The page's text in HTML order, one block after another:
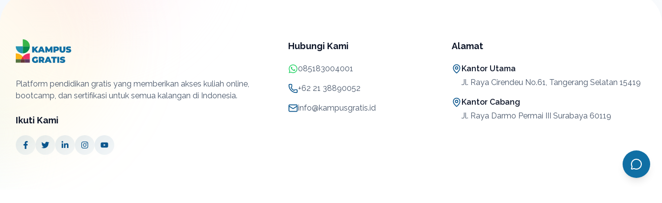
Platform pendidikan gratis yang memberikan akses kuliah online,
bootcamp, dan sertifikasi untuk semua kalangan di Indonesia.
Ikuti Kami
Hubungi Kami
085183004001
+62 21 38890052
info@kampusgratis.id
Alamat
Kantor Utama
Jl. Raya Cirendeu No.61, Tangerang Selatan 15419
Kantor Cabang
Jl. Raya Darmo Permai III Surabaya 60119